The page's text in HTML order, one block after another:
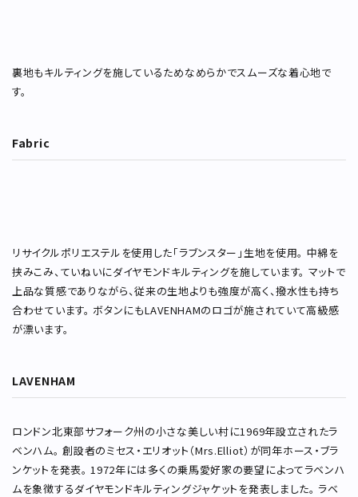
裏地もキルティングを施しているためなめらかでスムーズな着心地で
す。
Fabric
リサイクルポリエステルを使用した「ラブンスター」生地を使用。 中綿を
挟みこみ、ていねいにダイヤモンドキルティングを施しています。 マットで
上品な質感でありながら、従来の生地よりも強度が高く、撥水性も持ち
合わせています。 ボタンにもLAVENHAMのロゴが施されていて高級感
が漂います。
LAVENHAM
ロンドン北東部サフォーク州の小さな美しい村に1969年設立されたラ
ベンハム。 創設者のミセス・エリオット（Mrs.Elliot）が同年ホース・ブラ
ンケットを発表。 1972年には多くの乗馬愛好家の要望によってラベンハ
ムを象徴するダイヤモンドキルティングジャケットを発表しました。 ラベ